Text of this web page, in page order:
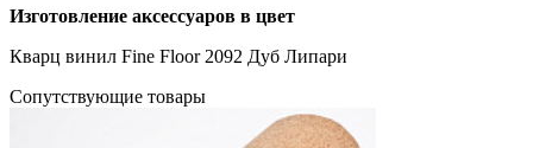
Изготовление аксессуаров в цвет
Кварц винил Fine Floor 2092 Дуб Липари
Cопутствующие товары